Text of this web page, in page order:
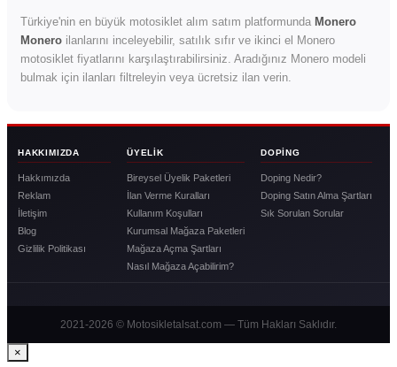
Türkiye'nin en büyük motosiklet alım satım platformunda Monero
Monero ilanlarını inceleyebilir, satılık sıfır ve ikinci el Monero
motosiklet fiyatlarını karşılaştırabilirsiniz. Aradığınız Monero modeli
bulmak için ilanları filtreleyin veya ücretsiz ilan verin.
HAKKIMIZDA
Hakkımızda
Reklam
İletişim
Blog
Gizlilik Politikası
ÜYELIK
Bireysel Üyelik Paketleri
İlan Verme Kuralları
Kullanım Koşulları
Kurumsal Mağaza Paketleri
Mağaza Açma Şartları
Nasıl Mağaza Açabilirim?
DOPING
Doping Nedir?
Doping Satın Alma Şartları
Sık Sorulan Sorular
2021-2026 © Motosikletalsat.com — Tüm Hakları Saklıdır.
×